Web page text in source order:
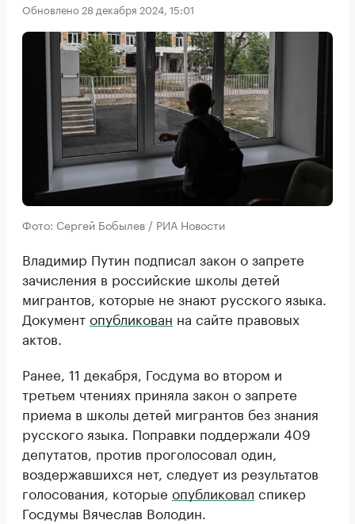
Обновлено 28 декабря 2024, 15:01
Фото: Сергей Бобылев / РИА Новости
Владимир Путин подписал закон о запрете
зачисления в российские школы детей
мигрантов, которые не знают русского языка.
Документопубликован на сайте правовых
актов.
Ранее, 11 декабря, Госдума во втором и
третьем чтениях приняла закон о запрете
приема в школы детей мигрантов без знания
русского языка. Поправки поддержали 409
депутатов, против проголосовал один,
воздержавшихся нет, следует из результатов
голосования, которые опубликовал спикер
Госдумы Вячеслав Володин.